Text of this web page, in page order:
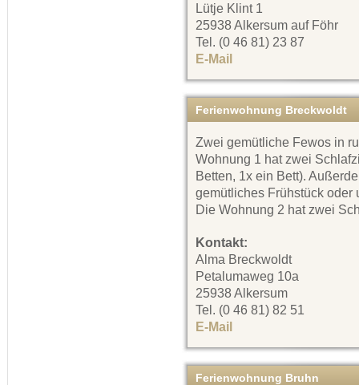
Lütje Klint 1
25938 Alkersum auf Föhr
Tel. (0 46 81) 23 87
E-Mail
Ferienwohnung Breckwoldt
Zwei gemütliche Fewos in
Wohnung 1 hat zwei
Betten, 1x ein Bett).
gemütliches Frühstück oder
Die Wohnung 2 hat zwei
Kontakt:
Alma Breckwoldt
Petalumaweg 10a
25938 Alkersum
Tel. (0 46 81) 82 51
E-Mail
Ferienwohnung Bruhn